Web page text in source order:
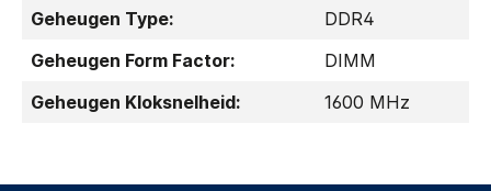
Geheugen Type:
DDR4
Geheugen Form Factor:
DIMM
Geheugen Kloksnelheid:
1600 MHz